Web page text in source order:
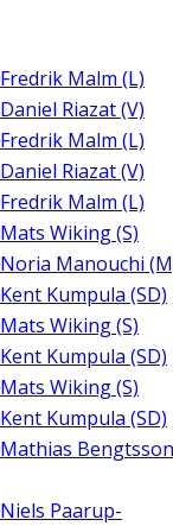
Fredrik Malm (L)
Daniel Riazat (V)
Fredrik Malm (L)
Daniel Riazat (V)
Fredrik Malm (L)
Mats Wiking (S)
Noria Manouchi
Kent Kumpula (SD)
Mats Wiking (S)
Kent Kumpula (SD)
Mats Wiking (S)
Kent Kumpula (SD)
Mathias Bengtsson
Niels Paarup-